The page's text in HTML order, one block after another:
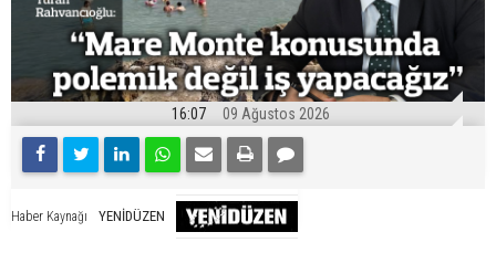
16:07 09 Ağustos 2026
Haber Kaynağı YENİDÜZEN